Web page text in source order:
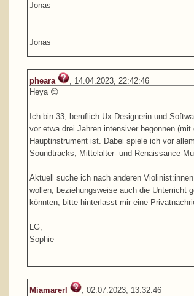
Jonas
Jonas
pheara
, 14.04.2023, 22:42:46
Heya 😊
Ich bin 33, beruflich Ux-Designerin und
vor etwa drei Jahren intensiver begonnen
Hauptinstrument ist. Dabei spiele ich vor
Soundtracks, Mittelalter- und Renaissance-
Aktuell suche ich nach anderen
wollen, beziehungsweise auch die Unterricht
könnten, bitte hinterlasst mir eine
LG,
Sophie
Miamarerl
, 02.07.2023, 13:32:46